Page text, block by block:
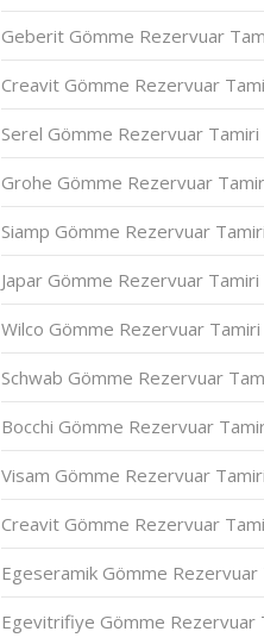
Geberit Gömme Rezervuar
Creavit Gömme Rezervuar
Serel Gömme Rezervuar Tamiri
Grohe Gömme Rezervuar
Siamp Gömme Rezervuar Tamiri
Japar Gömme Rezervuar Tamiri
Wilco Gömme Rezervuar Tamiri
Schwab Gömme Rezervuar
Bocchi Gömme Rezervuar
Visam Gömme Rezervuar Tamiri
Creavit Gömme Rezervuar
Egeseramik Gömme Rezervuar
Egevitrifiye Gömme Rezervuar